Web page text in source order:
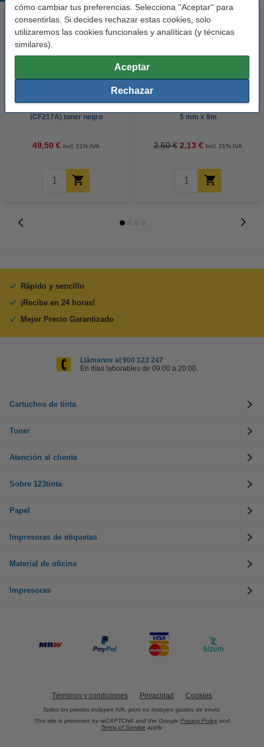
cómo cambiar tus preferencias. Selecciona ''Aceptar'' para
consentirlas. Si decides rechazar estas cookies, solo
utilizaremos las cookies funcionales y analíticas (y técnicas
similares).
Aceptar
Rechazar
Marca 123tinta - HP 17A
(CF217A) toner negro
49,50 € Incl. 21% IVA
123tinta Cinta correctora blanca
5 mm x 8m
2,50 € 2,13 € Incl. 21% IVA
Rápido y sencillo
¡Recibe en 24 horas!
Mejor Precio Garantizado
Llámanos al 900 123 247
En días laborables de 09:00 a 20:00.
Cartuchos de tinta
Toner
Atención al cliente
Sobre 123tinta
Papel
Impresoras de etiquetas
Material de oficina
Impresoras
Términos y condiciones Privacidad Cookies
Todos los precios incluyen IVA, pero no incluyen gastos de envío.
This site is protected by reCAPTCHA and the Google Privacy Policy and
Terms of Service apply.